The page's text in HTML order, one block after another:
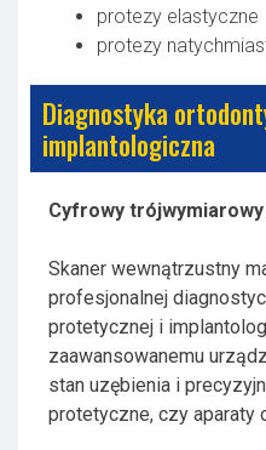
protezy elastyczne
protezy
Diagnostyka
implantologiczna
Cyfrowy
Skaner wewnątrzustny
profesjonalnej
protetycznej i
zaawansowanemu
stan uzębienia i
protetyczne, czy aparaty